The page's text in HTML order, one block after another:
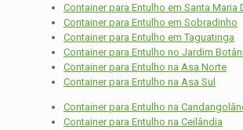
Container para Entulho em Santa Maria
Container para Entulho em Sobradinho
Container para Entulho em Taguatinga
Container para Entulho no Jardim
Container para Entulho na Asa Norte
Container para Entulho na Asa Sul
Container para Entulho na
Container para Entulho na Ceilândia